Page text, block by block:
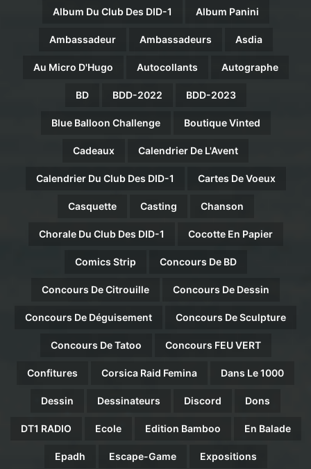
Album Du Club Des DID-1 Album Panini
Ambassadeur Ambassadeurs Asdia
Au Micro D'Hugo Autocollants Autographe
BD BDD-2022 BDD-2023
Blue Balloon Challenge Boutique Vinted
Cadeaux Calendrier De L'Avent
Calendrier Du Club Des DID-1 Cartes De Voeux
Casquette Casting Chanson
Chorale Du Club Des DID-1 Cocotte En Papier
Comics Strip Concours De BD
Concours De Citrouille Concours De Dessin
Concours De Déguisement Concours De Sculpture
Concours De Tatoo Concours FEU VERT
Confitures Corsica Raid Femina Dans Le 1000
Dessin Dessinateurs Discord Dons
DT1 RADIO Ecole Edition Bamboo En Balade
Epadh Escape-Game Expositions